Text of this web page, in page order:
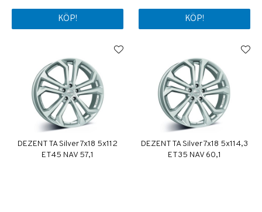
KÖP! KÖP!
DEZENT TA Silver 7x18 5x112
ET45 NAV 57,1
DEZENT TA Silver 7x18 5x114,3
ET35 NAV 60,1